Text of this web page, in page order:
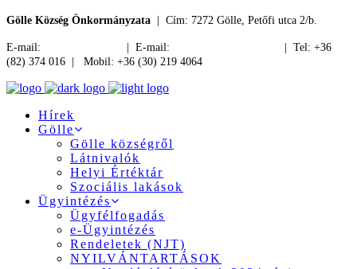
Gölle Község Önkormányzata | Cím: 7272 Gölle, Petőfi utca 2/b.
E-mail: | E-mail:
| Tel: +36
(82) 374 016 | Mobil: +36 (30) 219 4064
Hírek
Gölle
Gölle községről
Látnivalók
Helyi Értéktár
Szociális lakások
Ügyintézés
Ügyfélfogadás
e-Ügyintézés
Rendeletek (NJT)
NYILVÁNTARTÁSOK